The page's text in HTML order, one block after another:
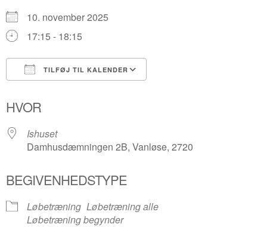
10. november 2025
17:15 - 18:15
TILFØJ TIL KALENDER
HVOR
Ishuset
Damhusdæmningen 2B, Vanløse, 2720
BEGIVENHEDSTYPE
Løbetræning Løbetræning alle
Løbetræning begynder